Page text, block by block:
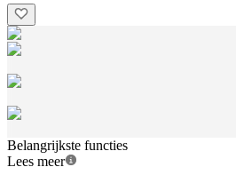
Belangrijkste functies
Lees meer